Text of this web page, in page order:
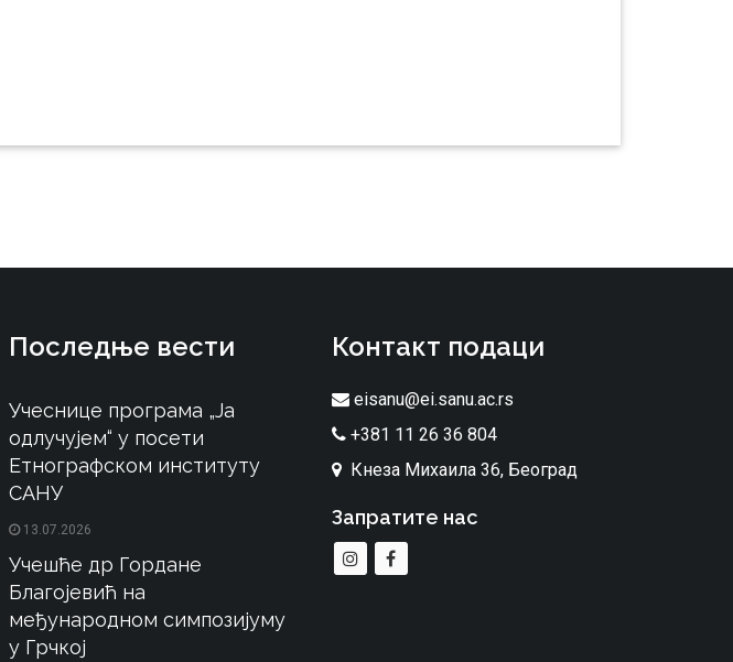
Последње вести
Учеснице програма „Ја
одлучујем“ у посети
Етнографском институту
САНУ
13.07.2026
Учешће др Гордане
Благојевић на
међународном симпозијуму
у Грчкој
Контакт подаци
eisanu@ei.sanu.ac.rs
+381 11 26 36 804
Кнеза Михаила 36, Београд
Запратите нас